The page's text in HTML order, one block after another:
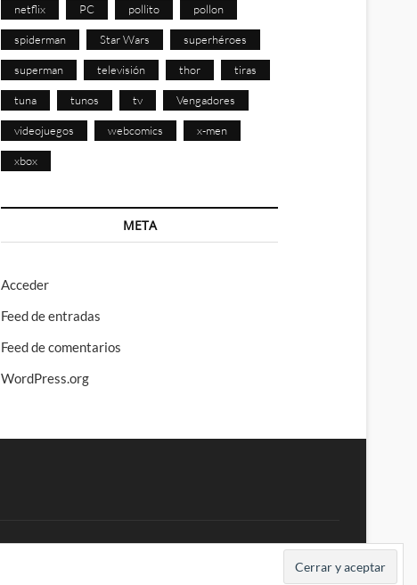
netflix PC pollito pollon
spiderman Star Wars superhéroes
superman televisión thor tiras
tuna tunos tv Vengadores
videojuegos webcomics x-men
xbox
META
Acceder
Feed de entradas
Feed de comentarios
WordPress.org